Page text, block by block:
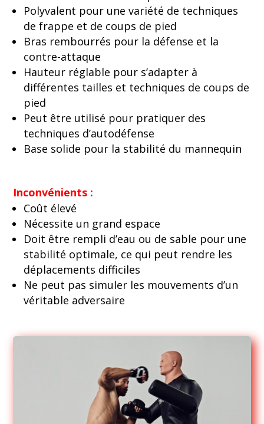
Polyvalent pour une variété de techniques
de frappe et de coups de pied
Bras rembourrés pour la défense et la
contre-attaque
Hauteur réglable pour s’adapter à
différentes tailles et techniques de coups de
pied
Peut être utilisé pour pratiquer des
techniques d’autodéfense
Base solide pour la stabilité du mannequin
Inconvénients :
Coût élevé
Nécessite un grand espace
Doit être rempli d’eau ou de sable pour une
stabilité optimale, ce qui peut rendre les
déplacements difficiles
Ne peut pas simuler les mouvements d’un
véritable adversaire